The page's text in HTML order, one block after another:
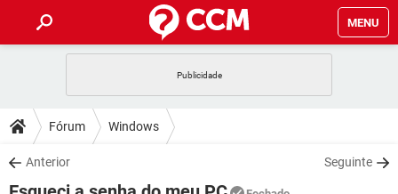
MENU
CELULAR
OUTLOOK
DICAS
JOGOS
DOWNLOADS
Fórum Windows
Anterior Seguinte